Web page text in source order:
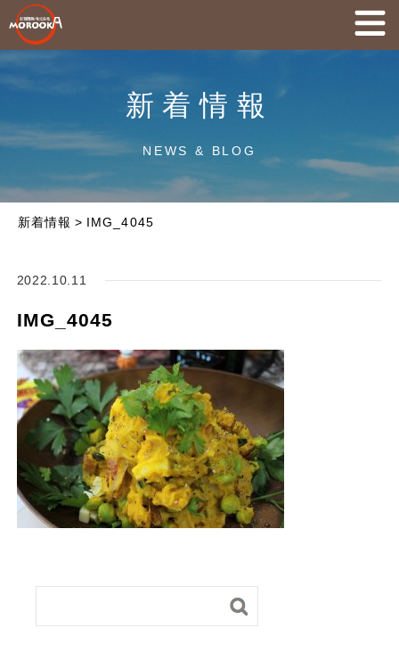
新着情報
NEWS & BLOG
新着情報 > IMG_4045
2022.10.11
IMG_4045